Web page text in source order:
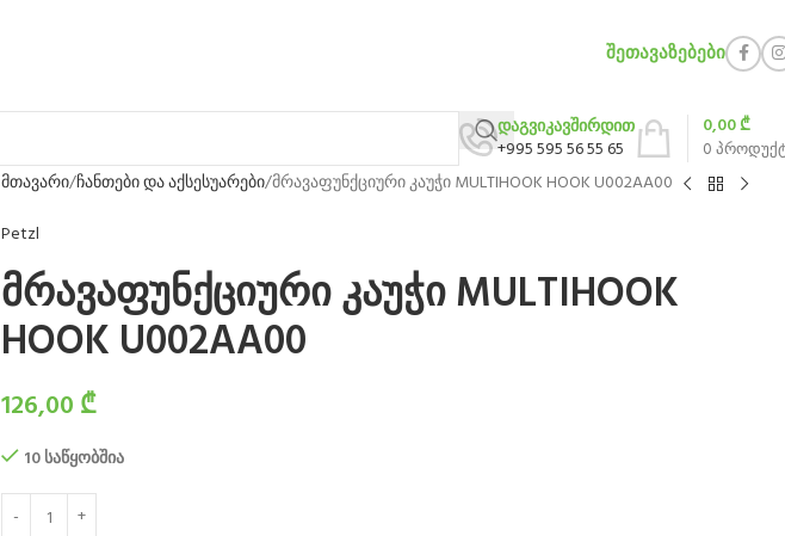
ᲨᲔᲗᲐᲕᲐᲖᲔᲑᲔᲑᲘ
დაგვიკავშირდით
+995 595 56 55 65
0
0,00₾
მთავარი ჩანთები და აქსესუარები მრავაფუნქციური კაუჭი MULTIHOOK HOOK U002AA00
Petzl
მრავაფუნქციური კაუჭი MULTIHOOK
HOOK U002AA00
126,00 ₾
10 საწყობშია